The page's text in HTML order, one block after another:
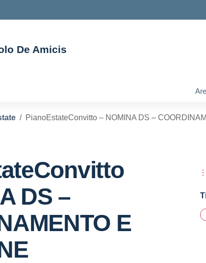
De Amicis
PianoEstateConvitto – NOMINA DS –
DS –
E